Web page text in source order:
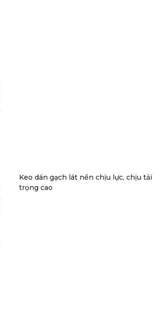
Keo dán gạch lát nền chịu lực, chịu tải
trọng cao